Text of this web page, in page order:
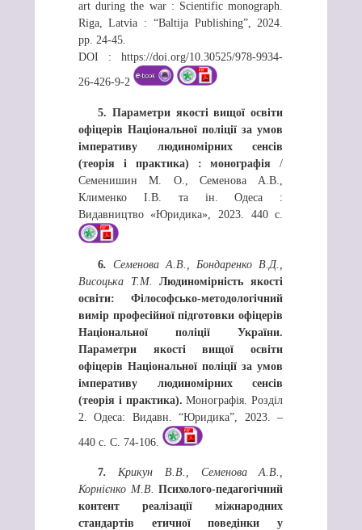
art during the war : Scientific monograph.
Riga, Latvia : “Baltija Publishing”, 2024.
рр. 24-45.
DOI : https://doi.org/10.30525/978-9934-
26-426-9-2
5. Параметри якості вищої освіти
офіцерів Національної поліції за умов
імперативу людиномірних сенсів
(теорія і практика) : монографія /
Семенишин М. О., Семенова А.В.,
Клименко І.В. та ін. Одеса :
Видавництво «Юридика», 2023. 440 с.
6. Семенова А.В., Бондаренко В.Д.,
Висоцька Т.М.Людиномірність якості
освіти: Філософсько-методологічний
вимір професійної підготовки офіцерів
Національної поліції України.
Параметри якості вищої освіти
офіцерів Національної поліції за умов
імперативу людиномірних сенсів
(теорія і практика).Монографія. Розділ
2. Одеса: Видавн. “Юридика”, 2023. –
440 с. С. 74-106.
7. Крикун В.В., Семенова А.В.,
Корнієнко М.В.Психолого-педагогічний
контент реалізації міжнародних
стандартів етичної поведінки у